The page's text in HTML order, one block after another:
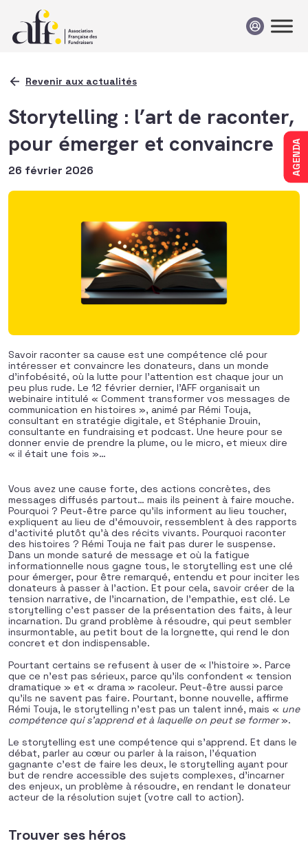
AGENDA
Revenir aux actualités
Storytelling : l’art de raconter,
pour émerger et convaincre
26 février 2026
Savoir raconter sa cause est une compétence clé pour
intéresser et convaincre les donateurs, dans un monde
d’infobésité, où la lutte pour l’attention est chaque jour un
peu plus rude. Le 12 février dernier, l’AFF organisait un
webinaire intitulé « Comment transformer vos messages de
communication en histoires », animé par Rémi Touja,
consultant en stratégie digitale, et Stéphanie Drouin,
consultante en fundraising et podcast. Une heure pour se
donner envie de prendre la plume, ou le micro, et mieux dire
« il était une fois »…
Vous avez une cause forte, des actions concrètes, des
messages diffusés partout… mais ils peinent à faire mouche.
Pourquoi ? Peut-être parce qu’ils informent au lieu toucher,
expliquent au lieu de d’émouvoir, ressemblent à des rapports
d’activité plutôt qu’à des récits vivants. Pourquoi raconter
des histoires ? Rémi Touja ne fait pas durer le suspense.
Dans un monde saturé de message et où la fatigue
informationnelle nous gagne tous, le storytelling est une clé
pour émerger, pour être remarqué, entendu et pour inciter les
donateurs à passer à l’action. Et pour cela, savoir créer de la
tension narrative, de l’incarnation, de l’empathie, est clé. Le
storytelling c’est passer de la présentation des faits, à leur
incarnation. Du grand problème à résoudre, qui peut sembler
insurmontable, au petit bout de la lorgnette, qui rend le don
concret et don indispensable.
Pourtant certains se refusent à user de « l’histoire ». Parce
que ce n’est pas sérieux, parce qu’ils confondent « tension
dramatique » et « drama » racoleur. Peut-être aussi parce
qu’ils ne savent pas faire. Pourtant, bonne nouvelle, affirme
Rémi Touja, le storytelling n’est pas un talent inné, mais « une
compétence qui s’apprend et à laquelle on peut se former».
Le storytelling est une compétence qui s’apprend. Et dans le
débat, parler au cœur ou parler à la raison, l’équation
gagnante c’est de faire les deux, le storytelling ayant pour
but de rendre accessible des sujets complexes, d’incarner
des enjeux, un problème à résoudre, en rendant le donateur
acteur de la résolution sujet (votre call to action).
Trouver ses héros